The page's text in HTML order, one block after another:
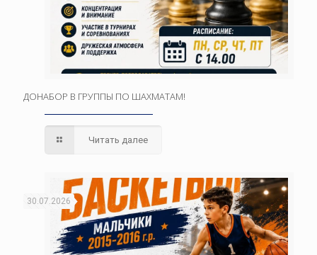
ДОНАБОР В ГРУППЫ ПО ШАХМАТАМ!
Читать далее
30.07.2026